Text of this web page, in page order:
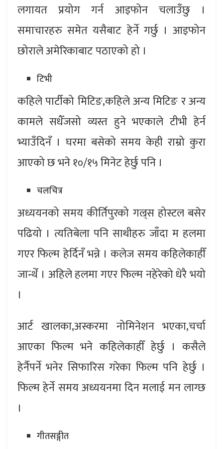
लगायत प्रयोग गर्न आइफोन चलाउँछु ।
समाचारहरु समेत यसैबाट हेर्ने गर्छु । आइफोन
छोराले अमेरिकाबाट पठाएको हो ।
टिभी
कहिले पार्टीको मिटिङ,कहिले अन्य मिटिङ र अन्य
कामले सधैँजसो व्यस्त हुने भएकाले टीभी हेर्न
भ्याउँदिनँ । घरमा बसेको समय केही राम्रो कुरा
आएको छ भने १०/१५ मिनेट हेर्छु पनि ।
चलचित्र
अध्ययनको समय कीर्तिपुरको गल्र्स होस्टल बसेर
पढियो । त्यतिबेला पनि साथीहरु जाँदा म हलमा
गएर फिल्म हेर्दिनँ भन्ने । कलेज समय कहिलेकाहीँ
जान्थेँ । अहिले हलमा गएर फिल्म नहेरेको धेरै भयो
।
आर्ट खालका,अस्करमा नोमिनेशन भएका,चर्चा
आएका फिल्म भने कहिलेकाहीँ हेर्छु । कसैले
हेर्नैपर्ने भनेर सिफारिस गरेका फिल्म पनि हेर्छु ।
फिल्म हेर्ने समय अध्ययनमा दिन मलाई मन लाग्छ
।
गीतसङ्गीत